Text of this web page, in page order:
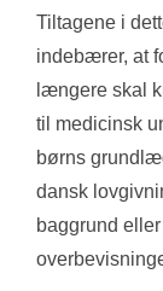
Tiltagene i
indebærer, at
længere skal
til medicinsk
børns
dansk
baggrund